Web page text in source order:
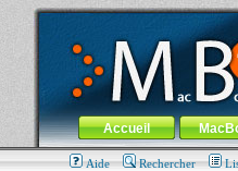
MacBook-fr.com : 100% Apple... 100%
Aller au contenu-Aller au menu
Menu général
Accueil
Aide Rechercher